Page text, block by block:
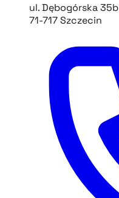
ul. Dębogórska 35b
71-717 Szczecin